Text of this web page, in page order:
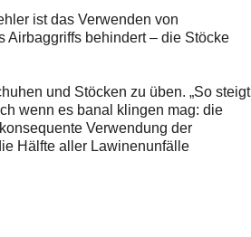
ist das Verwenden von
Airbaggriffs behindert – die Stöcke
und Stöcken zu üben. „So steigt
wenn es banal klingen mag: die
Verwendung der
Hälfte aller Lawinenunfälle